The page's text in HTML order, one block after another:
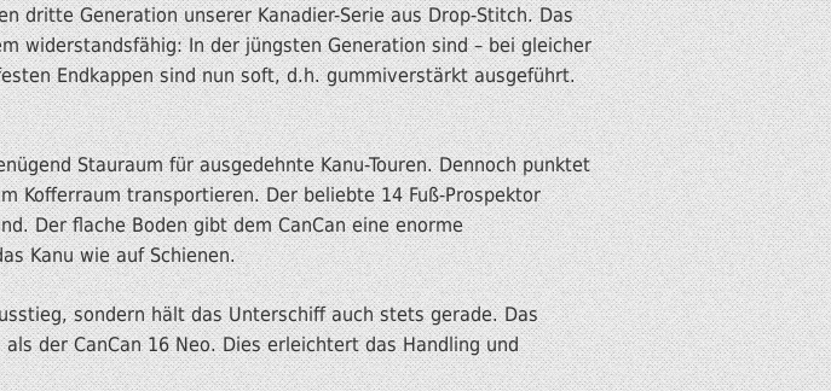
dritte Generation unserer Kanadier-Serie aus Drop-Stitch. Das
widerstandsfähig: In der jüngsten Generation sind – bei gleicher
Endkappen sind nun soft, d.h. gummiverstärkt ausgeführt.
Stauraum für ausgedehnte Kanu-Touren. Dennoch punktet
Kofferraum transportieren. Der beliebte 14 Fuß-Prospektor
Der flache Boden gibt dem CanCan eine enorme
Kanu wie auf Schienen.
sondern hält das Unterschiff auch stets gerade. Das
der CanCan 16 Neo. Dies erleichtert das Handling und